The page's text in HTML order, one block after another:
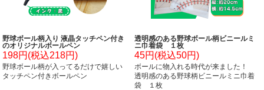
野球ボール柄入り 液晶タッチペン付き
のオリジナルボールペン
198円(税込218円)
野球ボール柄が入ってるだけで嬉しい
タッチペン付きボールペン
透明感のある野球ボール柄ビニールミ
ニ巾着袋 １枚
45円(税込50円)
ボールに物入れる時代が来ました！
透明感のある野球柄ビニールミニ巾着
袋 １枚